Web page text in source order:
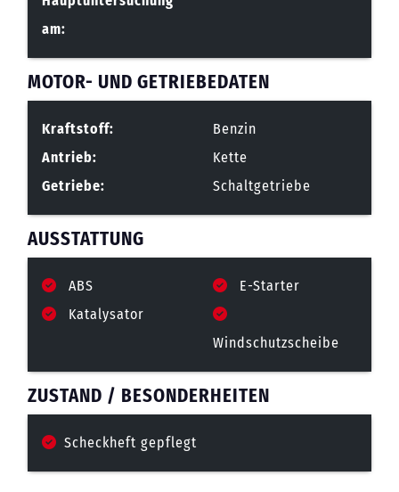
am:
MOTOR- UND GETRIEBEDATEN
Kraftstoff:
Benzin
Antrieb:
Kette
Getriebe:
Schaltgetriebe
AUSSTATTUNG
ABS
E-Starter
Katalysator
Windschutzscheibe
ZUSTAND / BESONDERHEITEN
Scheckheft gepflegt